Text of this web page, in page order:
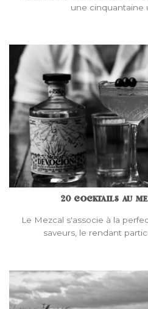
une cinquantaine
20 COCKTAILS AU
Le Mezcal s'associe à la
saveurs, le rendant